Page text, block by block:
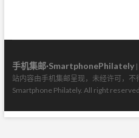
手机集邮·SmartphonePhilately|
站内容由手机集邮呈现，未经许可，
Smartphone Philately. All right reserved